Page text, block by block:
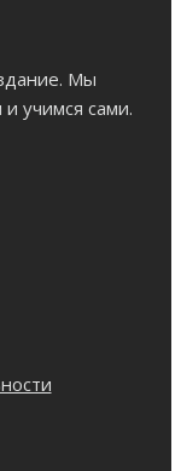
Мы
учимся сами.